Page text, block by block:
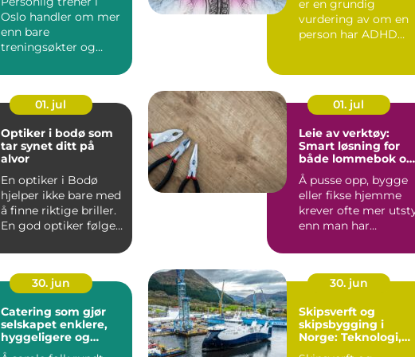
Oslo handler om mer
enn bare
treningsøkter og
trener ...
er en grundig
vurdering av om en
person har ADHD
01. jul
Optiker i bodø som
tar synet ditt på
alvor
En optiker i Bodø
hjelper ikke bare med
å finne riktige briller.
En god optiker følger
01. jul
Leie av verktøy:
Smart løsning for
både lommebok og
miljø
Å pusse opp, bygge
eller fikse hjemme
krever ofte mer
enn man har
ender...
30. jun
Catering som gjør
selskapet enklere,
hyggeligere og
bedre
30. jun
Skipsverft og
skipsbygging i
Norge: Teknologi,